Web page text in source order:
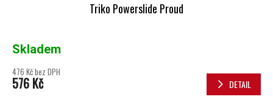
Triko Powerslide Proud
Skladem
476 Kč bez DPH
576 Kč DETAIL